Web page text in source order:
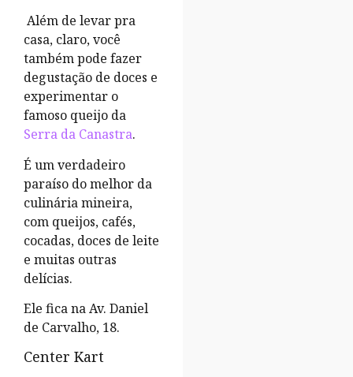
Além de levar pra
casa, claro, você
também pode fazer
degustação de doces e
experimentar o
famoso queijo da
Serra da Canastra.
É um verdadeiro
paraíso do melhor da
culinária mineira,
com queijos, cafés,
cocadas, doces de leite
e muitas outras
delícias.
Ele fica na Av. Daniel
de Carvalho, 18.
Center Kart